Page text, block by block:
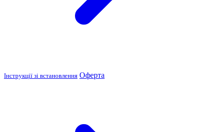
Інструкції зі встановлення Оферта